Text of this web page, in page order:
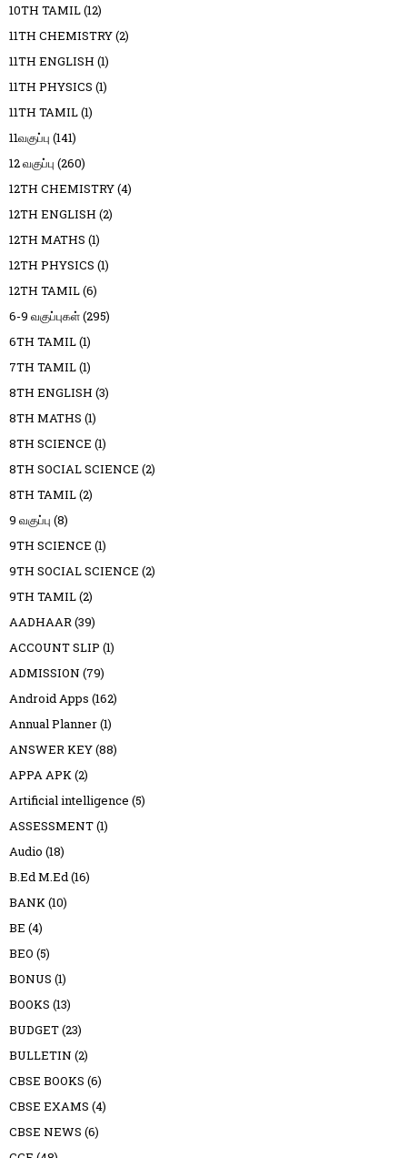
10TH TAMIL(12)
11TH CHEMISTRY(2)
11TH ENGLISH (1)
11TH PHYSICS (1)
11TH TAMIL(1)
11வகுப்பு (141)
12 வகுப்பு (260)
12TH CHEMISTRY(4)
12TH ENGLISH (2)
12TH MATHS (1)
12TH PHYSICS (1)
12TH TAMIL(6)
6-9 வகுப்புகள்(295)
6TH TAMIL(1)
7TH TAMIL(1)
8TH ENGLISH (3)
8TH MATHS (1)
8TH SCIENCE (1)
8TH SOCIAL SCIENCE (2)
8TH TAMIL(2)
9 வகுப்பு (8)
9TH SCIENCE (1)
9TH SOCIAL SCIENCE (2)
9TH TAMIL(2)
AADHAAR(39)
ACCOUNT SLIP (1)
ADMISSION (79)
Android Apps (162)
Annual Planner(1)
ANSWER KEY(88)
APPA APK(2)
Artificial intelligence (5)
ASSESSMENT(1)
Audio (18)
B.Ed M.Ed(16)
BANK(10)
BE (4)
BEO (5)
BONUS (1)
BOOKS (13)
BUDGET(23)
BULLETIN (2)
CBSE BOOKS (6)
CBSE EXAMS (4)
CBSE NEWS (6)